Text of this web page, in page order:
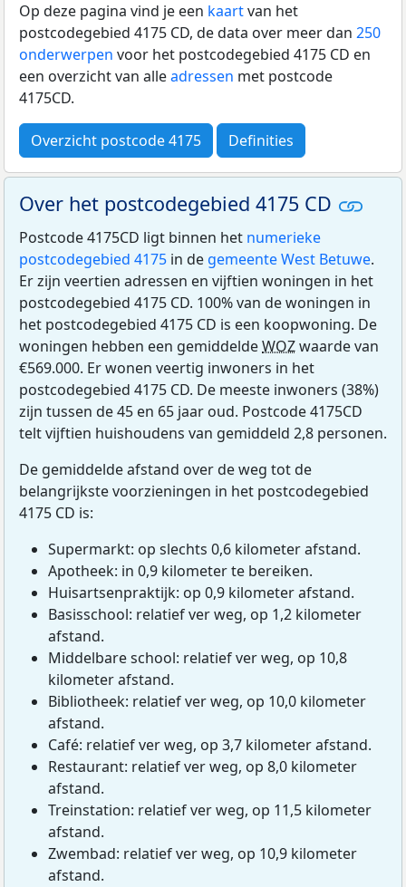
Op deze pagina vind je een kaartvan het
postcodegebied 4175 CD, de data over meer dan 250
onderwerpen voor het postcodegebied 4175 CD en
een overzicht van alleadressen met postcode
4175CD.
Overzicht postcode 4175 Definities
Over het postcodegebied 4175 CD
Postcode 4175CD ligt binnen het numerieke
postcodegebied 4175 in de gemeente West Betuwe.
Er zijn veertien adressen en vijftien woningen in het
postcodegebied 4175 CD. 100% van de woningen in
het postcodegebied 4175 CD is een koopwoning. De
woningen hebben een gemiddeldeWOZwaarde van
€569.000. Er wonen veertig inwoners in het
postcodegebied 4175 CD. De meeste inwoners (38%)
zijn tussen de 45 en 65 jaar oud. Postcode 4175CD
telt vijftien huishoudens van gemiddeld 2,8 personen.
De gemiddelde afstand over de weg tot de
belangrijkste voorzieningen in het postcodegebied
4175 CD is:
Supermarkt: op slechts 0,6 kilometer afstand.
Apotheek: in 0,9 kilometer te bereiken.
Huisartsenpraktijk: op 0,9 kilometer afstand.
Basisschool: relatief ver weg, op 1,2 kilometer
afstand.
Middelbare school: relatief ver weg, op 10,8
kilometer afstand.
Bibliotheek: relatief ver weg, op 10,0 kilometer
afstand.
Café: relatief ver weg, op 3,7 kilometer afstand.
Restaurant: relatief ver weg, op 8,0 kilometer
afstand.
Treinstation: relatief ver weg, op 11,5 kilometer
afstand.
Zwembad: relatief ver weg, op 10,9 kilometer
afstand.